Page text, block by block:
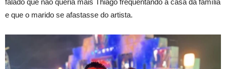
e que o marido se afastasse do artista.